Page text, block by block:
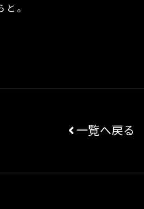
。
一覧へ戻る